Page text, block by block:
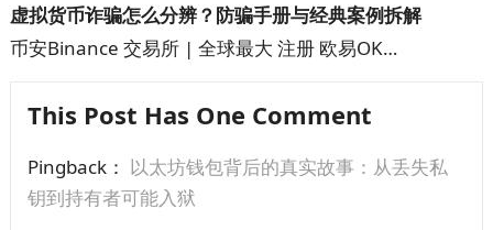
虚拟货币诈骗怎么分辨？防骗手册与经典案例拆解
币安Binance 交易所 | 全球最大 注册 欧易OK…
This Post Has One Comment
Pingback： 以太坊钱包背后的真实故事：从丢失私
钥到持有者可能入狱